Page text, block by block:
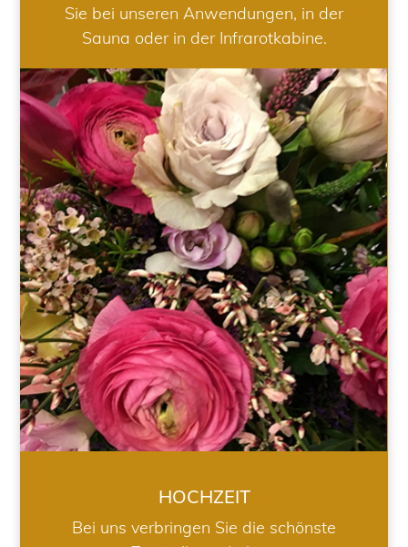
Sie bei unseren Anwendungen, in der
Sauna oder in der Infrarotkabine.
HOCHZEIT
HOCHZEIT
Bei uns verbringen Sie die schönste